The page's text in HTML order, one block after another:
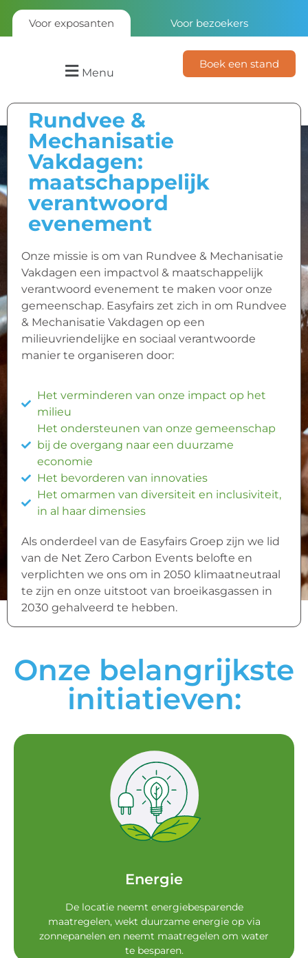
Voor exposanten Voor bezoekers
Menu
Boek een stand
Rundvee &
Mechanisatie
Vakdagen:
maatschappelijk
verantwoord
evenement
Onze missie is om van Rundvee & Mechanisatie
Vakdagen een impactvol & maatschappelijk
verantwoord evenement te maken voor onze
gemeenschap. Easyfairs zet zich in om Rundvee
& Mechanisatie Vakdagen op een
milieuvriendelijke en sociaal verantwoorde
manier te organiseren door:
Het verminderen van onze impact op het
milieu
Het ondersteunen van onze gemeenschap
bij de overgang naar een duurzame
economie
Het bevorderen van innovaties
Het omarmen van diversiteit en inclusiviteit,
in al haar dimensies
Als onderdeel van de Easyfairs Groep zijn we lid
van de Net Zero Carbon Events belofte en
verplichten we ons om in 2050 klimaatneutraal
te zijn en onze uitstoot van broeikasgassen in
2030 gehalveerd te hebben.
Onze belangrijkste
initiatieven:
Energie
De locatie neemt energiebesparende
maatregelen, wekt duurzame energie op via
zonnepanelen en neemt maatregelen om water
te besparen.
Energie
controle van verlichting, verwarming en
ventilatie. De evenementen locatie en stands
zijn uitgerust met LED-verlichting.